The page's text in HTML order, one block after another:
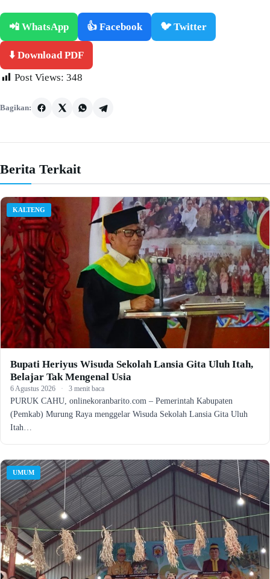
📲 WhatsApp 👍 Facebook 🐦 Twitter
⬇️ Download PDF
Post Views: 348
Bagikan:
Berita Terkait
KALTENG
Bupati Heriyus Wisuda Sekolah Lansia Gita Uluh Itah,
Belajar Tak Mengenal Usia
6 Agustus 2026 · 3 menit baca
PURUK CAHU, onlinekoranbarito.com – Pemerintah Kabupaten
(Pemkab) Murung Raya menggelar Wisuda Sekolah Lansia Gita Uluh
Itah…
UMUM